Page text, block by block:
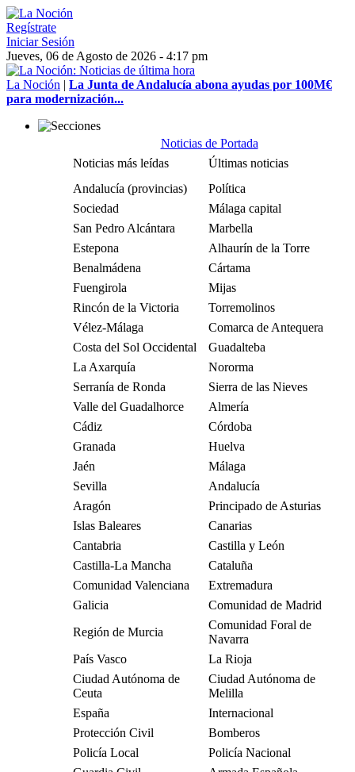
Regístrate
Iniciar Sesión
Jueves, 06 de Agosto de 2026 - 4:17 pm
La Noción | La Junta de Andalucía abona ayudas por 100M€
para modernización...
Noticias de Portada
Noticias más leídas
Últimas noticias
Andalucía (provincias)
Política
Sociedad
Málaga capital
San Pedro Alcántara
Marbella
Estepona
Alhaurín de la Torre
Benalmádena
Cártama
Fuengirola
Mijas
Rincón de la Victoria
Torremolinos
Vélez-Málaga
Comarca de Antequera
Costa del Sol Occidental
Guadalteba
La Axarquía
Nororma
Serranía de Ronda
Sierra de las Nieves
Valle del Guadalhorce
Almería
Cádiz
Córdoba
Granada
Huelva
Jaén
Málaga
Sevilla
Andalucía
Aragón
Principado de Asturias
Islas Baleares
Canarias
Cantabria
Castilla y León
Castilla-La Mancha
Cataluña
Comunidad Valenciana
Extremadura
Galicia
Comunidad de Madrid
Región de Murcia
Comunidad Foral de
Navarra
País Vasco
La Rioja
Ciudad Autónoma de
Ceuta
Ciudad Autónoma de
Melilla
España
Internacional
Protección Civil
Bomberos
Policía Local
Policía Nacional